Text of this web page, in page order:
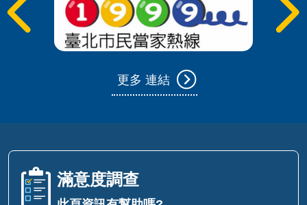
更多 連結
滿意度調查